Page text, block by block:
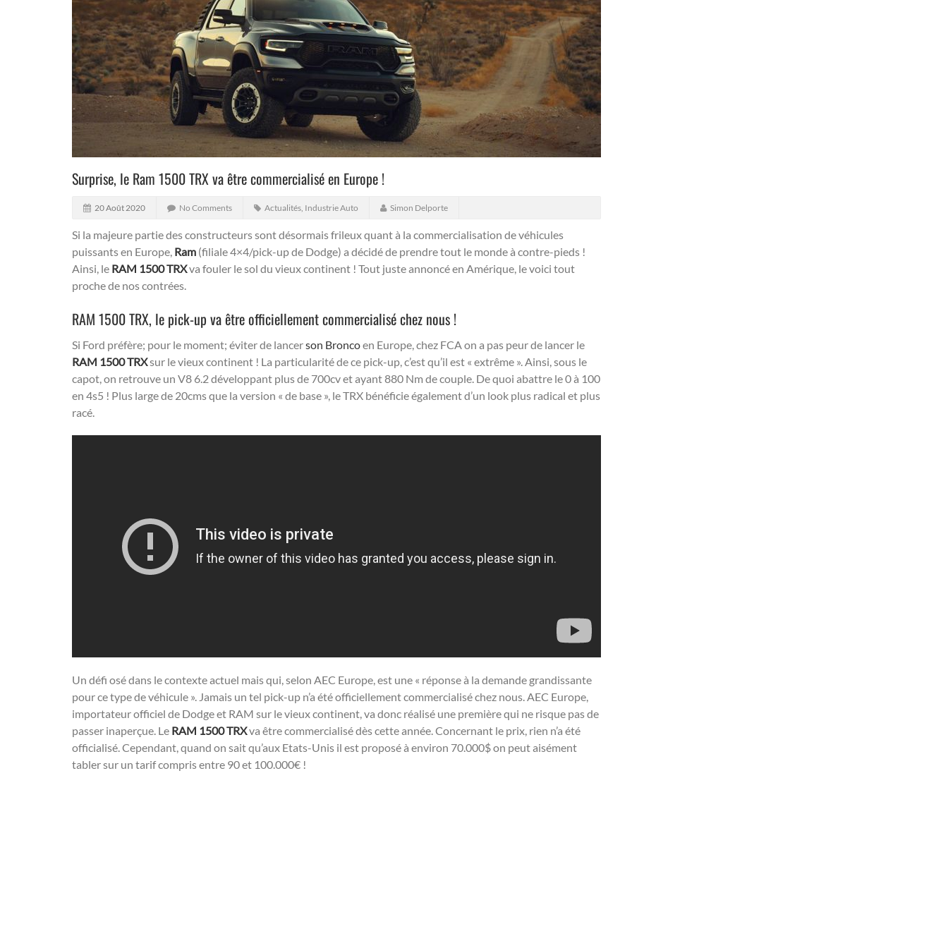
Surprise, le Ram 1500 TRX va être commercialisé en Europe !
20 Août 2020 No Comments Actualités, Industrie Auto Simon Delporte
Si la majeure partie des constructeurs sont désormais frileux quant à la commercialisation de véhicules
puissants en Europe, Ram (filiale 4×4/pick-up de Dodge) a décidé de prendre tout le monde à contre-pieds !
Ainsi, le RAM 1500 TRXva fouler le sol du vieux continent ! Tout juste annoncé en Amérique, le voici tout
proche de nos contrées.
RAM 1500 TRX, le pick-up va être officiellement commercialisé chez nous !
Si Ford préfère; pour le moment; éviter de lancerson Broncoen Europe, chez FCA on a pas peur de lancer le
RAM 1500 TRXsur le vieux continent ! La particularité de ce pick-up, c’est qu’il est « extrême ». Ainsi, sous le
capot, on retrouve un V8 6.2 développant plus de 700cv et ayant 880 Nm de couple. De quoi abattre le 0 à 100
en 4s5 ! Plus large de 20cms que la version « de base », le TRX bénéficie également d’un look plus radical et plus
racé.
Un défi osé dans le contexte actuel mais qui, selon AEC Europe, est une « réponse à la demande grandissante
pour ce type de véhicule ». Jamais un tel pick-up n’a été officiellement commercialisé chez nous. AEC Europe,
importateur officiel de Dodge et RAM sur le vieux continent, va donc réalisé une première qui ne risque pas de
passer inaperçue. Le RAM 1500 TRXva être commercialisé dès cette année. Concernant le prix, rien n’a été
officialisé. Cependant, quand on sait qu’aux Etats-Unis il est proposé à environ 70.000$ on peut aisément
tabler sur un tarif compris entre 90 et 100.000€ !